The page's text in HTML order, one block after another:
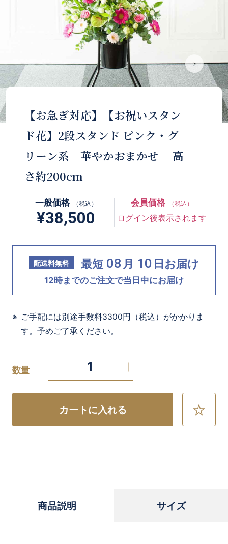
【お急ぎ対応】【お祝いスタン
ド花】2段スタンド ピンク・グ
リーン系 華やかおまかせ 高
さ約200cm
一般価格 （税込）
¥38,500
会員価格 （税込）
ログイン後表示されます
配送料無料 最短 08 月 10 日お届け
12時までのご注文で当日中にお届け
ご手配には別途手数料3300円（税込）がかかりま
す。予めご了承ください。
数量
カートに入れる
お
商品説明 サイズ